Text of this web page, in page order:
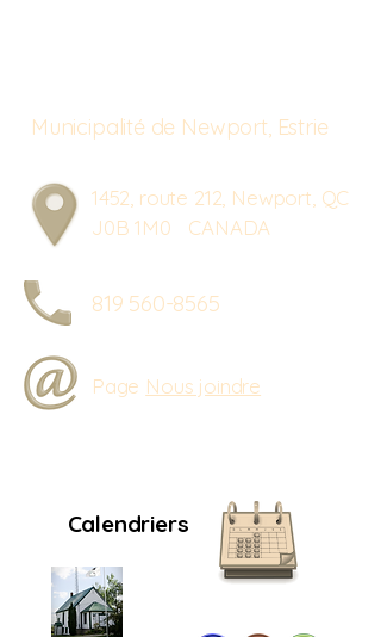
Municipalité de Newport, Estrie
1452, route 212, Newport, QC
J0B 1M0 CANADA
819 560-8565
Page Nous joindre
Calendriers